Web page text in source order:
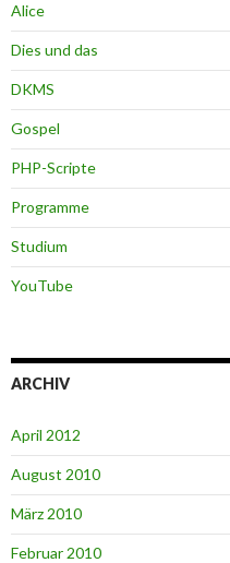
Alice
Dies und das
DKMS
Gospel
PHP-Scripte
Programme
Studium
YouTube
ARCHIV
April 2012
August 2010
März 2010
Februar 2010